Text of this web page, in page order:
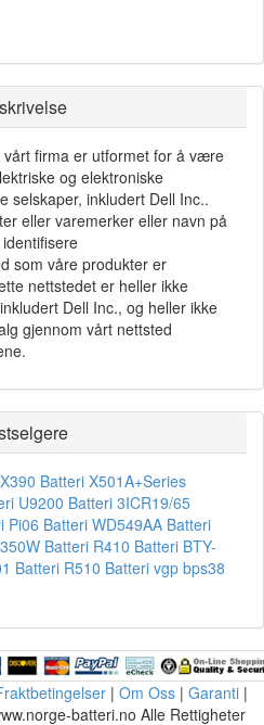
firma er utformet for å være
og elektroniske
selskaper, inkludert Dell Inc..
eller varemerker eller navn på
som våre produkter er
nettstedet er heller ikke
Dell Inc., og heller ikke
gjennom vårt nettsted
Batteri X501A+Series
U9200 Batteri 3ICR19/65
Pi06 Batteri WD549AA Batteri
Batteri R410 Batteri BTY-
Batteri R510 Batteri vgp bps38
| Om Oss | Garanti |
batteri.no Alle Rettigheter